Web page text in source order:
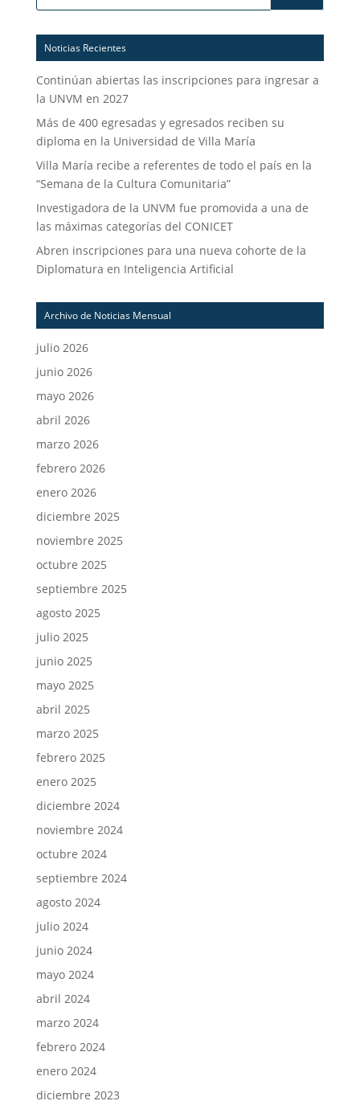
Noticias Recientes
Continúan abiertas las inscripciones para ingresar a
la UNVM en 2027
Más de 400 egresadas y egresados reciben su
diploma en la Universidad de Villa María
Villa María recibe a referentes de todo el país en la
“Semana de la Cultura Comunitaria”
Investigadora de la UNVM fue promovida a una de
las máximas categorías del CONICET
Abren inscripciones para una nueva cohorte de la
Diplomatura en Inteligencia Artificial
Archivo de Noticias Mensual
julio 2026
junio 2026
mayo 2026
abril 2026
marzo 2026
febrero 2026
enero 2026
diciembre 2025
noviembre 2025
octubre 2025
septiembre 2025
agosto 2025
julio 2025
junio 2025
mayo 2025
abril 2025
marzo 2025
febrero 2025
enero 2025
diciembre 2024
noviembre 2024
octubre 2024
septiembre 2024
agosto 2024
julio 2024
junio 2024
mayo 2024
abril 2024
marzo 2024
febrero 2024
enero 2024
diciembre 2023